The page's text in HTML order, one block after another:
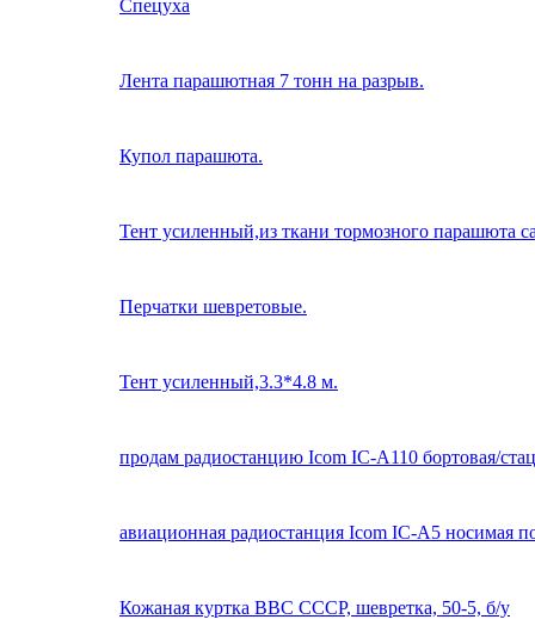
Спецуха
Лента парашютная 7 тонн на разрыв.
Купол парашюта.
Тент усиленный,из ткани тормозного парашюта
Перчатки шевретовые.
Тент усиленный,3.3*4.8 м.
продам радиостанцию Icom IC-A110 бортовая/
авиационная радиостанция Icom IC-A5 носимая
Кожаная куртка ВВС СССР, шевретка, 50-5, б/у